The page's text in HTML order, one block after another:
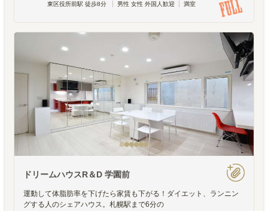
東区役所前駅 徒歩8分
男性 女性 外国人歓迎 満室
ドリームハウスR＆D 学園前
運動して体脂肪率を下げたら家賃も下がる！ダイエット、ランニン
グする人のシェアハウス。札幌駅まで6分の